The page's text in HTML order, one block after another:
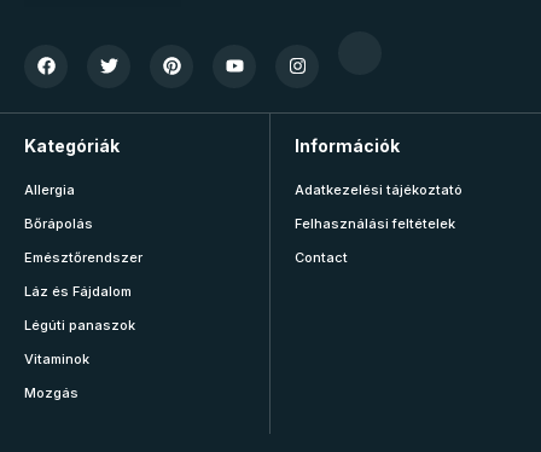
Kategóriák
Allergia
Bőrápolás
Emésztőrendszer
Láz és Fájdalom
Légúti panaszok
Vitaminok
Mozgás
Információk
Adatkezelési tájékoztató
Felhasználási feltételek
Contact